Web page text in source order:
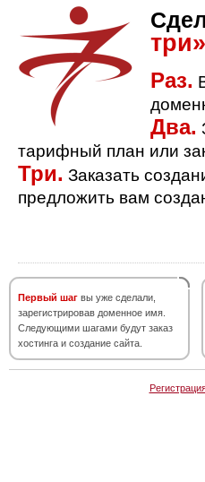
Раз.
Два.
тарифный план или
Три. Заказать
предложить вам
Первый шаг вы уже сделали,
зарегистрировав доменное имя.
Следующими шагами будут заказ
хостинга и создание сайта.